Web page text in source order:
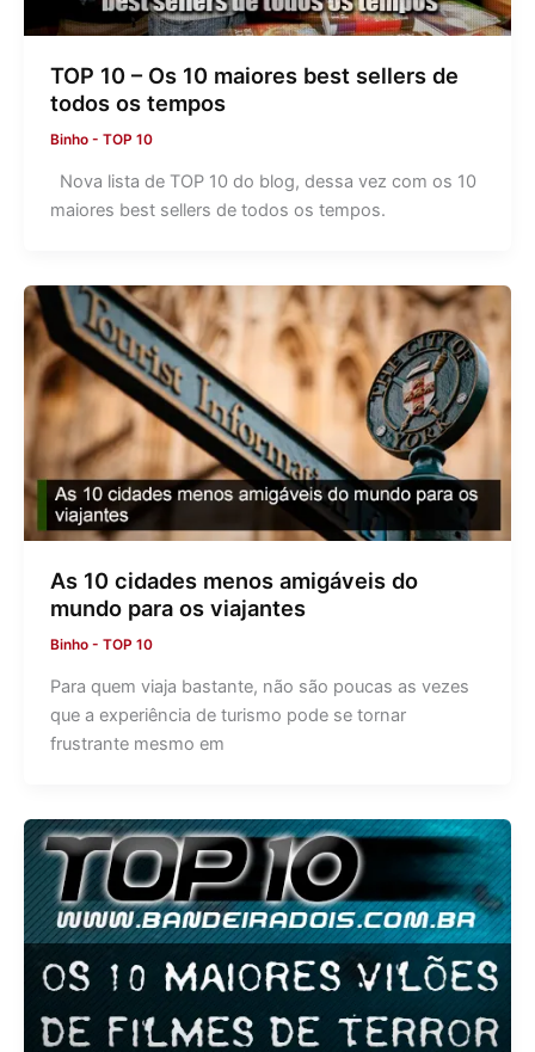
TOP 10 – Os 10 maiores best sellers de
todos os tempos
Binho - TOP 10
Nova lista de TOP 10 do blog, dessa vez com os 10
maiores best sellers de todos os tempos.
As 10 cidades menos amigáveis do
mundo para os viajantes
Binho - TOP 10
Para quem viaja bastante, não são poucas as vezes
que a experiência de turismo pode se tornar
frustrante mesmo em